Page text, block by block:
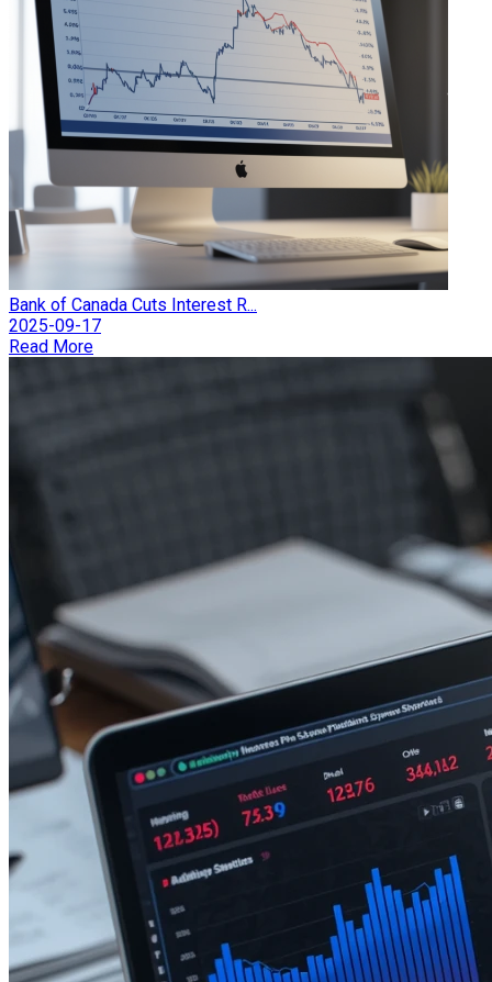
Bank of Canada Cuts Interest R...
2025-09-17
Read More